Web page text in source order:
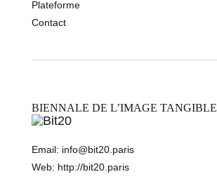
Plateforme
Contact
BIENNALE DE L’IMAGE TANGIBLE
Email: info@bit20.paris
Web: http://bit20.paris